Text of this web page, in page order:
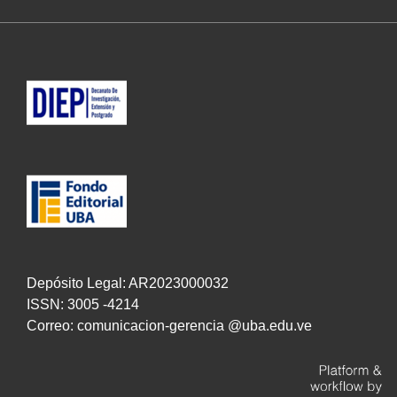
Depósito Legal: AR2023000032
ISSN: 3005 -4214
Correo: comunicacion-gerencia @uba.edu.ve